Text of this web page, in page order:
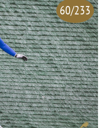
60/233